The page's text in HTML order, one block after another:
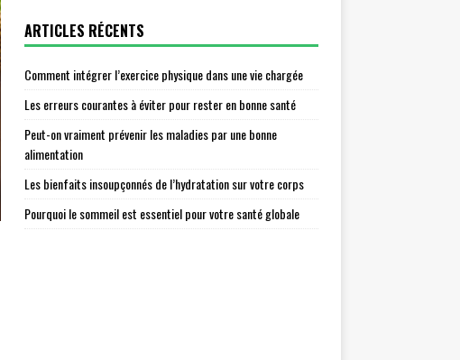
ARTICLES RÉCENTS
Comment intégrer l’exercice physique dans une vie chargée
Les erreurs courantes à éviter pour rester en bonne santé
Peut-on vraiment prévenir les maladies par une bonne
alimentation
Les bienfaits insoupçonnés de l’hydratation sur votre corps
Pourquoi le sommeil est essentiel pour votre santé globale